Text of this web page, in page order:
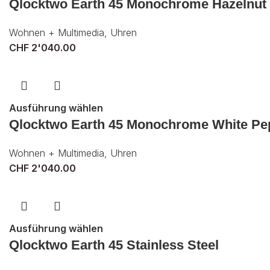
Qlocktwo Earth 45 Monochrome Hazelnut
Wohnen + Multimedia, Uhren
CHF 2'040.00
Ausführung wählen
Qlocktwo Earth 45 Monochrome White
Wohnen + Multimedia, Uhren
CHF 2'040.00
Ausführung wählen
Qlocktwo Earth 45 Stainless Steel